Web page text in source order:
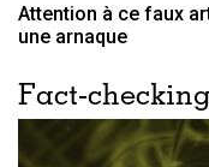
Attention à ce faux
une arnaque
Fact-checking